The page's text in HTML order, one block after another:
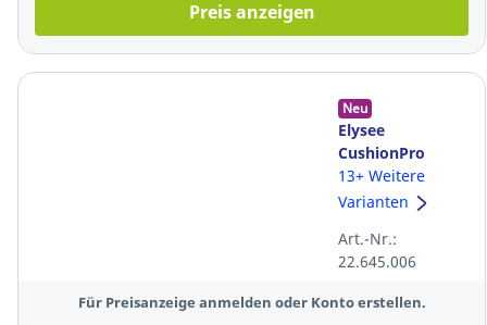
Preis anzeigen
Neu
Elysee
CushionPro
Forge
13+ Weitere
Varianten
Art.-Nr.:
22.645.006
Für Preisanzeige anmelden oder Konto erstellen.